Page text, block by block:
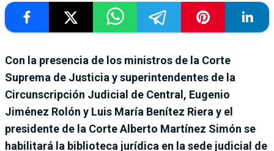
Con la presencia de los ministros de la Corte
Suprema de Justicia y superintendentes de la
Circunscripción Judicial de Central, Eugenio
Jiménez Rolón y Luis María Benítez Riera y el
presidente de la Corte Alberto Martínez Simón se
habilitará la biblioteca jurídica en la sede judicial de